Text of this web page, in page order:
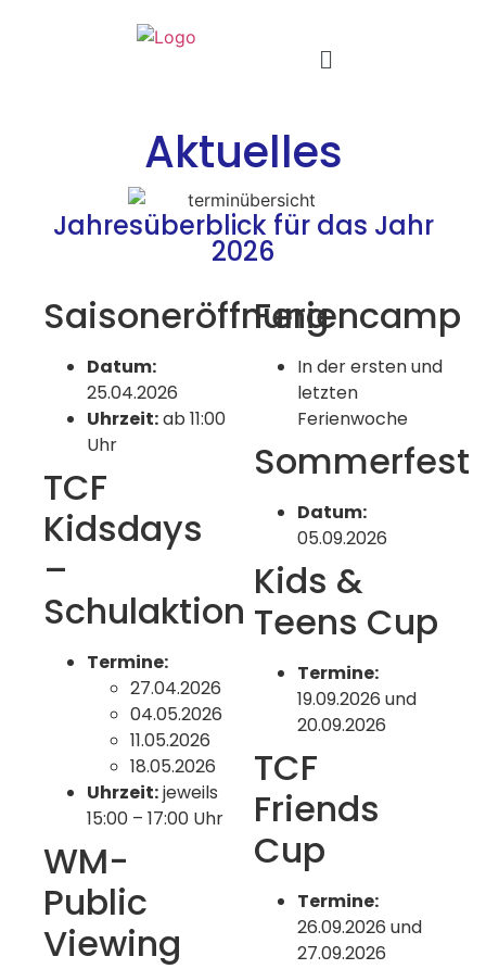
Aktuelles
Jahresüberblick für das Jahr
2026
Saisoneröffnung
Datum:
25.04.2026
Uhrzeit:ab 11:00
Uhr
TCF
Kidsdays
–
Schulaktion
Termine:
27.04.2026
04.05.2026
11.05.2026
18.05.2026
Uhrzeit:jeweils
15:00 – 17:00 Uhr
WM-
Public
Viewing
Feriencamp
In der ersten und
letzten
Ferienwoche
Sommerfest
Datum:
05.09.2026
Kids &
Teens Cup
Termine:
19.09.2026 und
20.09.2026
TCF
Friends
Cup
Termine:
26.09.2026 und
27.09.2026